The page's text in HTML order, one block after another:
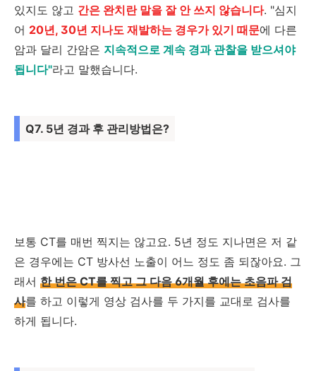
있지도 않고 간은 완치란 말을 잘 안 쓰지 않습니다. "심지
어 20년, 30년 지나도 재발하는 경우가 있기 때문에 다른
암과 달리 간암은 지속적으로 계속 경과 관찰을 받으셔야
됩니다"라고 말했습니다.
Q7. 5년 경과 후 관리방법은?
보통 CT를 매번 찍지는 않고요. 5년 정도 지나면은 저 같
은 경우에는 CT 방사선 노출이 어느 정도 좀 되잖아요. 그
래서 한 번은 CT를 찍고 그 다음 6개월 후에는 초음파 검
사를 하고 이렇게 영상 검사를 두 가지를 교대로 검사를
하게 됩니다.